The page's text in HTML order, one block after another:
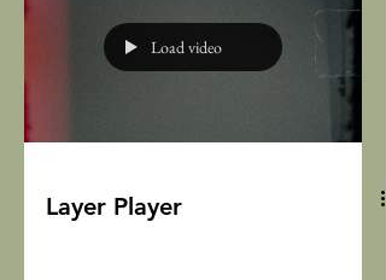
patologica nel rifiuto di arrendersi alla
termodinamica, un patto di sangue
con il decoro che F. Scott Fitzgerald,
Gatsby, trasforma nel più spietato dei
umana...